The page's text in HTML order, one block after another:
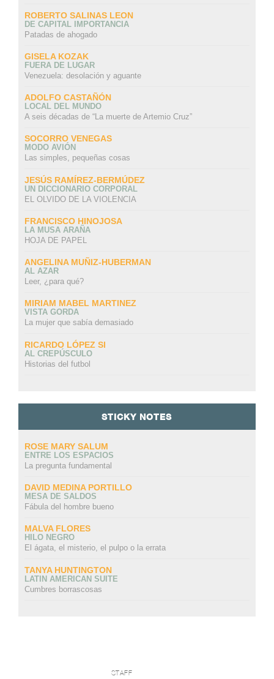
ROBERTO SALINAS LEON
DE CAPITAL IMPORTANCIA
Patadas de ahogado
GISELA KOZAK
FUERA DE LUGAR
Venezuela: desolación y aguante
ADOLFO CASTAÑÓN
LOCAL DEL MUNDO
A seis décadas de “La muerte de Artemio Cruz”
SOCORRO VENEGAS
MODO AVIÓN
Las simples, pequeñas cosas
JESÚS RAMÍREZ-BERMÚDEZ
UN DICCIONARIO CORPORAL
EL OLVIDO DE LA VIOLENCIA
FRANCISCO HINOJOSA
LA MUSA ARAÑA
HOJA DE PAPEL
ANGELINA MUÑIZ-HUBERMAN
AL AZAR
Leer, ¿para qué?
MIRIAM MABEL MARTINEZ
VISTA GORDA
La mujer que sabía demasiado
RICARDO LÓPEZ SI
AL CREPÚSCULO
Historias del futbol
STICKY NOTES
ROSE MARY SALUM
ENTRE LOS ESPACIOS
La pregunta fundamental
DAVID MEDINA PORTILLO
MESA DE SALDOS
Fábula del hombre bueno
MALVA FLORES
HILO NEGRO
El ágata, el misterio, el pulpo o la errata
TANYA HUNTINGTON
LATIN AMERICAN SUITE
Cumbres borrascosas
STAFF